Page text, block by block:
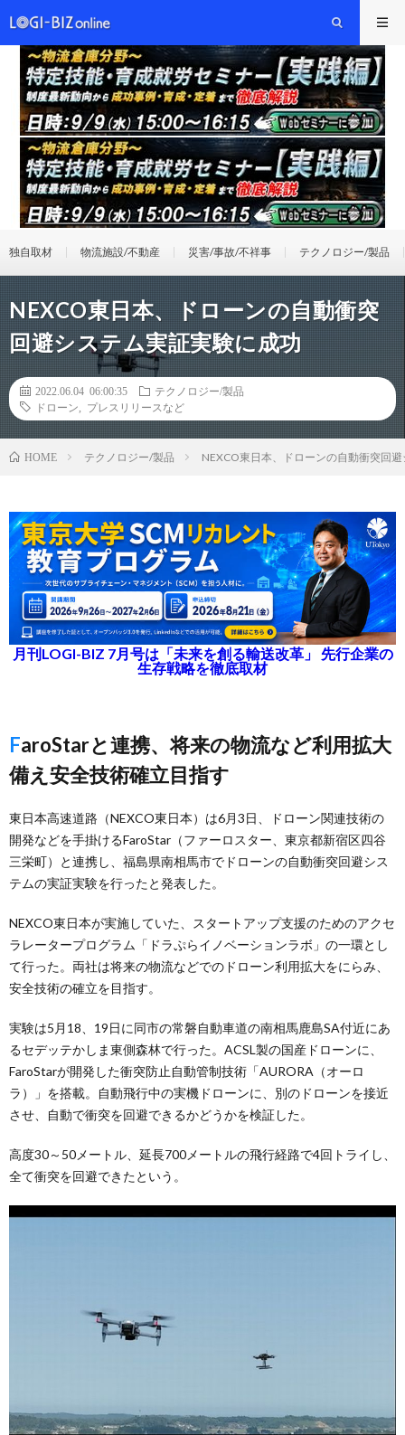
独自取材 物流施設/不動産 災害/事故/不祥事 テクノロジー/製品
NEXCO東日本、ドローンの自動衝突
回避システム実証実験に成功
2022.06.04 06:00:35
テクノロジー/製品
ドローン
プレスリリースなど
HOME テクノロジー/製品 NEXCO東日本、ドローンの自動衝突回
月刊LOGI-BIZ 7月号は「未来を創る輸送改革」 先行企業の
生存戦略を徹底取材
FaroStarと連携、将来の物流など利用拡大
備え安全技術確立目指す
東日本高速道路（NEXCO東日本）は6月3日、ドローン関連技術の
開発などを手掛けるFaroStar（ファーロスター、東京都新宿区四谷
三栄町）と連携し、福島県南相馬市でドローンの自動衝突回避シス
テムの実証実験を行ったと発表した。
NEXCO東日本が実施していた、スタートアップ支援のためのアクセ
ラレータープログラム「ドラぷらイノベーションラボ」の一環とし
て行った。両社は将来の物流などでのドローン利用拡大をにらみ、
安全技術の確立を目指す。
実験は5月18、19日に同市の常磐自動車道の南相馬鹿島SA付近にあ
るセデッテかしま東側森林で行った。ACSL製の国産ドローンに、
FaroStarが開発した衝突防止自動管制技術「AURORA（オーロ
ラ）」を搭載。自動飛行中の実機ドローンに、別のドローンを接近
させ、自動で衝突を回避できるかどうかを検証した。
高度30～50メートル、延長700メートルの飛行経路で4回トライし、
全て衝突を回避できたという。